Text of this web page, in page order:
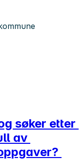
søker etter
av